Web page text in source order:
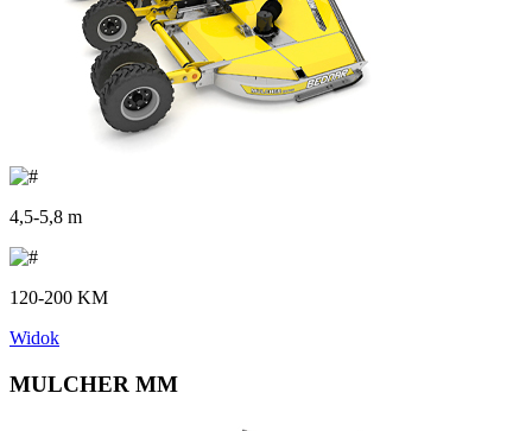
4,5-5,8 m
120-200 KM
Widok
MULCHER MM